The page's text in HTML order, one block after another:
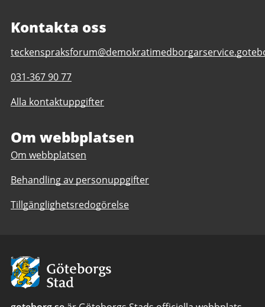
Göteborgs
Stad
Kontakta oss
E-
till
Teckenspråksforum
Telefonnummer
Teckenspråksforum
031-367 90 77
Alla kontaktuppgifter
Om webbplatsen
Om webbplatsen
Behandling av personuppgifter
Tillgänglighetsredogörelse
Avsändare:
Göteborgs
Stad